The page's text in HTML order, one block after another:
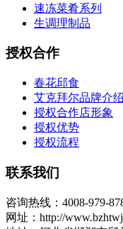
速冻菜肴系列
生调理制品
授权合作
春花邱食
艾克拜尔品牌介绍
授权合作店形象
授权优势
授权流程
联系我们
咨询热线：4008-979-
网址：http://